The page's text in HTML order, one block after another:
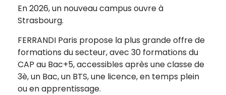
En 2026, un nouveau campus ouvre à
Strasbourg.
FERRANDI Paris propose la plus grande offre de
formations du secteur, avec 30 formations du
CAP au Bac+5, accessibles après une classe de
3è, un Bac, un BTS, une licence, en temps plein
ou en apprentissage.